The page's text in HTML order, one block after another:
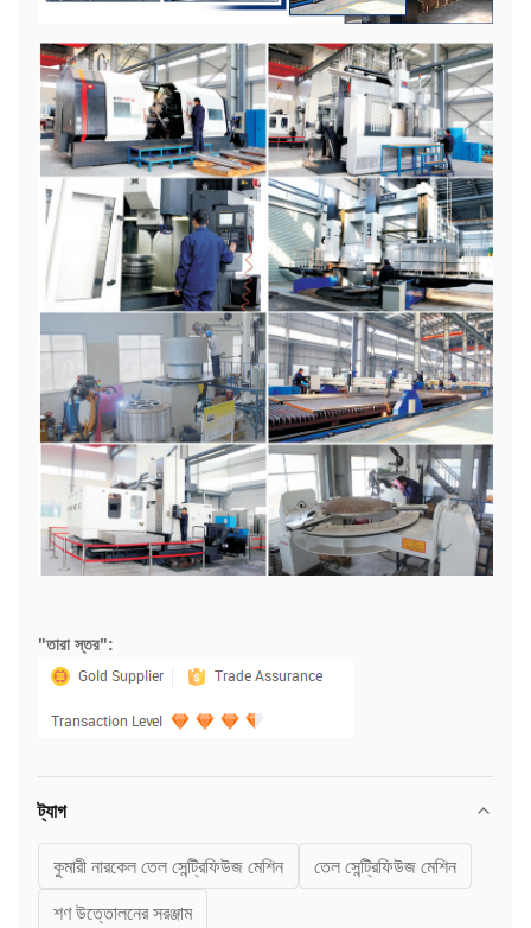
"তারা স্তর":
ট্যাগ
কুমারী নারকেল তেল সেন্ট্রিফিউজ মেশিন
তেল সেন্ট্রিফিউজ মেশিন
শণ উত্তোলনের সরঞ্জাম